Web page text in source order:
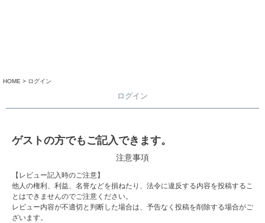
HOME ログイン
ログイン
ゲストの方でもご記入できます。
注意事項
【レビュー記入時のご注意】
他人の権利、利益、名誉などを損ねたり、法令に違反する内容を投稿するこ
とはできませんのでご注意ください。
レビュー内容が不適切と判断した場合は、予告なく投稿を削除する場合がご
ざいます。